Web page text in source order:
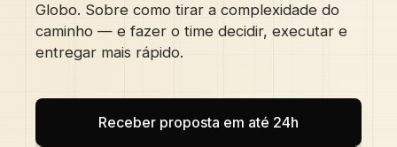
Globo. Sobre como tirar a complexidade do
caminho — e fazer o time decidir, executar e
entregar mais rápido.
Receber proposta em até 24h